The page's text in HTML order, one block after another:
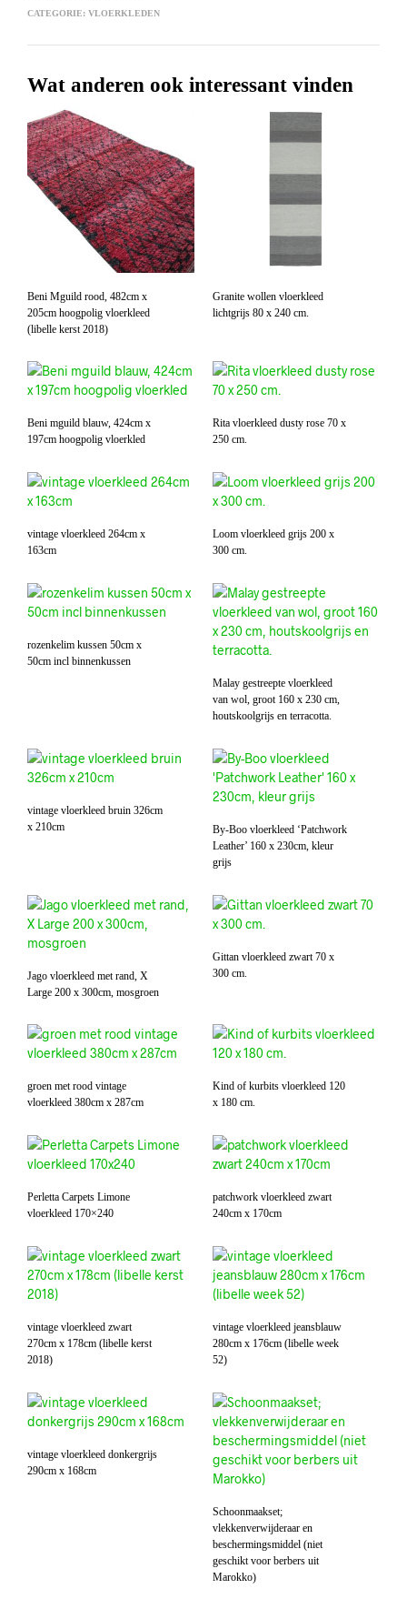
CATEGORIE: VLOERKLEDEN
Wat anderen ook interessant vinden
Beni Mguild rood, 482cm x
205cm hoogpolig vloerkleed
(libelle kerst 2018)
Granite wollen vloerkleed
lichtgrijs 80 x 240 cm.
Beni mguild blauw, 424cm x
197cm hoogpolig vloerkled
Rita vloerkleed dusty rose 70 x
250 cm.
vintage vloerkleed 264cm x
163cm
Loom vloerkleed grijs 200 x
300 cm.
rozenkelim kussen 50cm x
50cm incl binnenkussen
Malay gestreepte vloerkleed
van wol, groot 160 x 230 cm,
houtskoolgrijs en terracotta.
vintage vloerkleed bruin 326cm
x 210cm
By-Boo vloerkleed ‘Patchwork
Leather’ 160 x 230cm, kleur
grijs
Jago vloerkleed met rand, X
Large 200 x 300cm, mosgroen
Gittan vloerkleed zwart 70 x
300 cm.
groen met rood vintage
vloerkleed 380cm x 287cm
Kind of kurbits vloerkleed 120
x 180 cm.
Perletta Carpets Limone
vloerkleed 170×240
patchwork vloerkleed zwart
240cm x 170cm
vintage vloerkleed zwart
270cm x 178cm (libelle kerst
2018)
vintage vloerkleed jeansblauw
280cm x 176cm (libelle week
52)
vintage vloerkleed donkergrijs
290cm x 168cm
Schoonmaakset;
vlekkenverwijderaar en
beschermingsmiddel (niet
geschikt voor berbers uit
Marokko)